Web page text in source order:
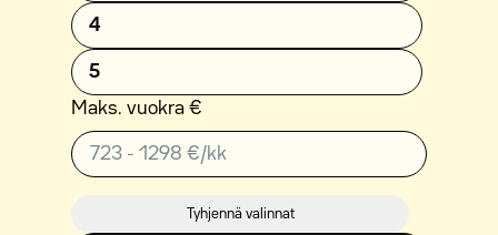
4
5
Maks. vuokra €
Tyhjennä valinnat